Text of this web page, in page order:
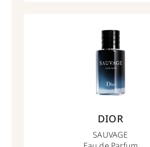
DIOR
SAUVAGE